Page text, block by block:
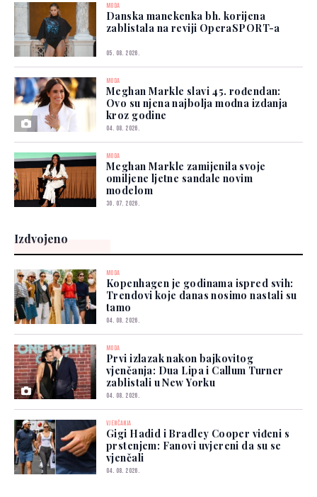
MODA
Danska manekenka bh. korijena
zablistala na reviji OperaSPORT-a
05. 08. 2026.
MODA
Meghan Markle slavi 45. rođendan:
Ovo su njena najbolja modna izdanja
kroz godine
04. 08. 2026.
MODA
Meghan Markle zamijenila svoje
omiljene ljetne sandale novim
modelom
30. 07. 2026.
Izdvojeno
MODA
Kopenhagen je godinama ispred svih:
Trendovi koje danas nosimo nastali su
tamo
04. 08. 2026.
MODA
Prvi izlazak nakon bajkovitog
vjenčanja: Dua Lipa i Callum Turner
zablistali u New Yorku
04. 08. 2026.
VJENČANJA
Gigi Hadid i Bradley Cooper viđeni s
prstenjem: Fanovi uvjereni da su se
vjenčali
04. 08. 2026.